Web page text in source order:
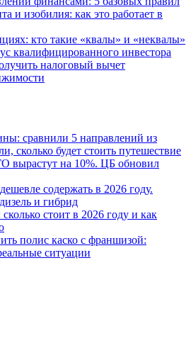
и изобилия: как это работает в
кто такие «квалы» и «неквалы»
квалифицированного инвестора
налоговый вычет
сравнили 5 направлений из
сколько будет стоить путешествие
на 10%. ЦБ обновил
содержать в 2026 году.
и гибрид
стоит в 2026 году и как
полис каско с франшизой:
ситуации